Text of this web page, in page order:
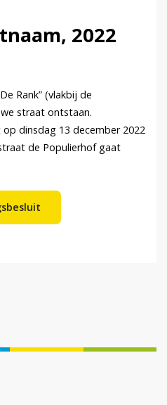
2022
Rank” (vlakbij de
straat ontstaan.
dinsdag 13 december 2022
de Populierhof gaat